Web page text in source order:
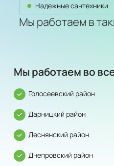
Надежные сантехники
Мы работаем в
Мы работаем во
Голосеевский район
Дарницкий район
Деснянский район
Днепровский район